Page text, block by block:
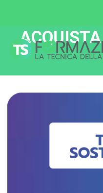
ACQUISTA